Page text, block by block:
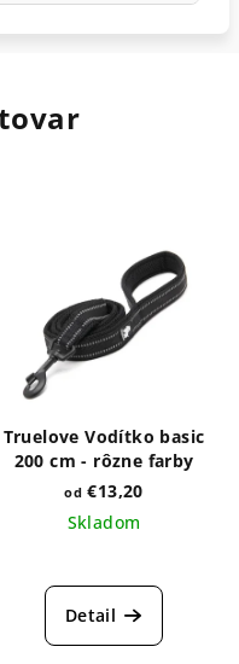
Truelove Vodítko basic
200 cm - rôzne farby
od €13,20
Skladom
hodnotenie
produktu
Detail